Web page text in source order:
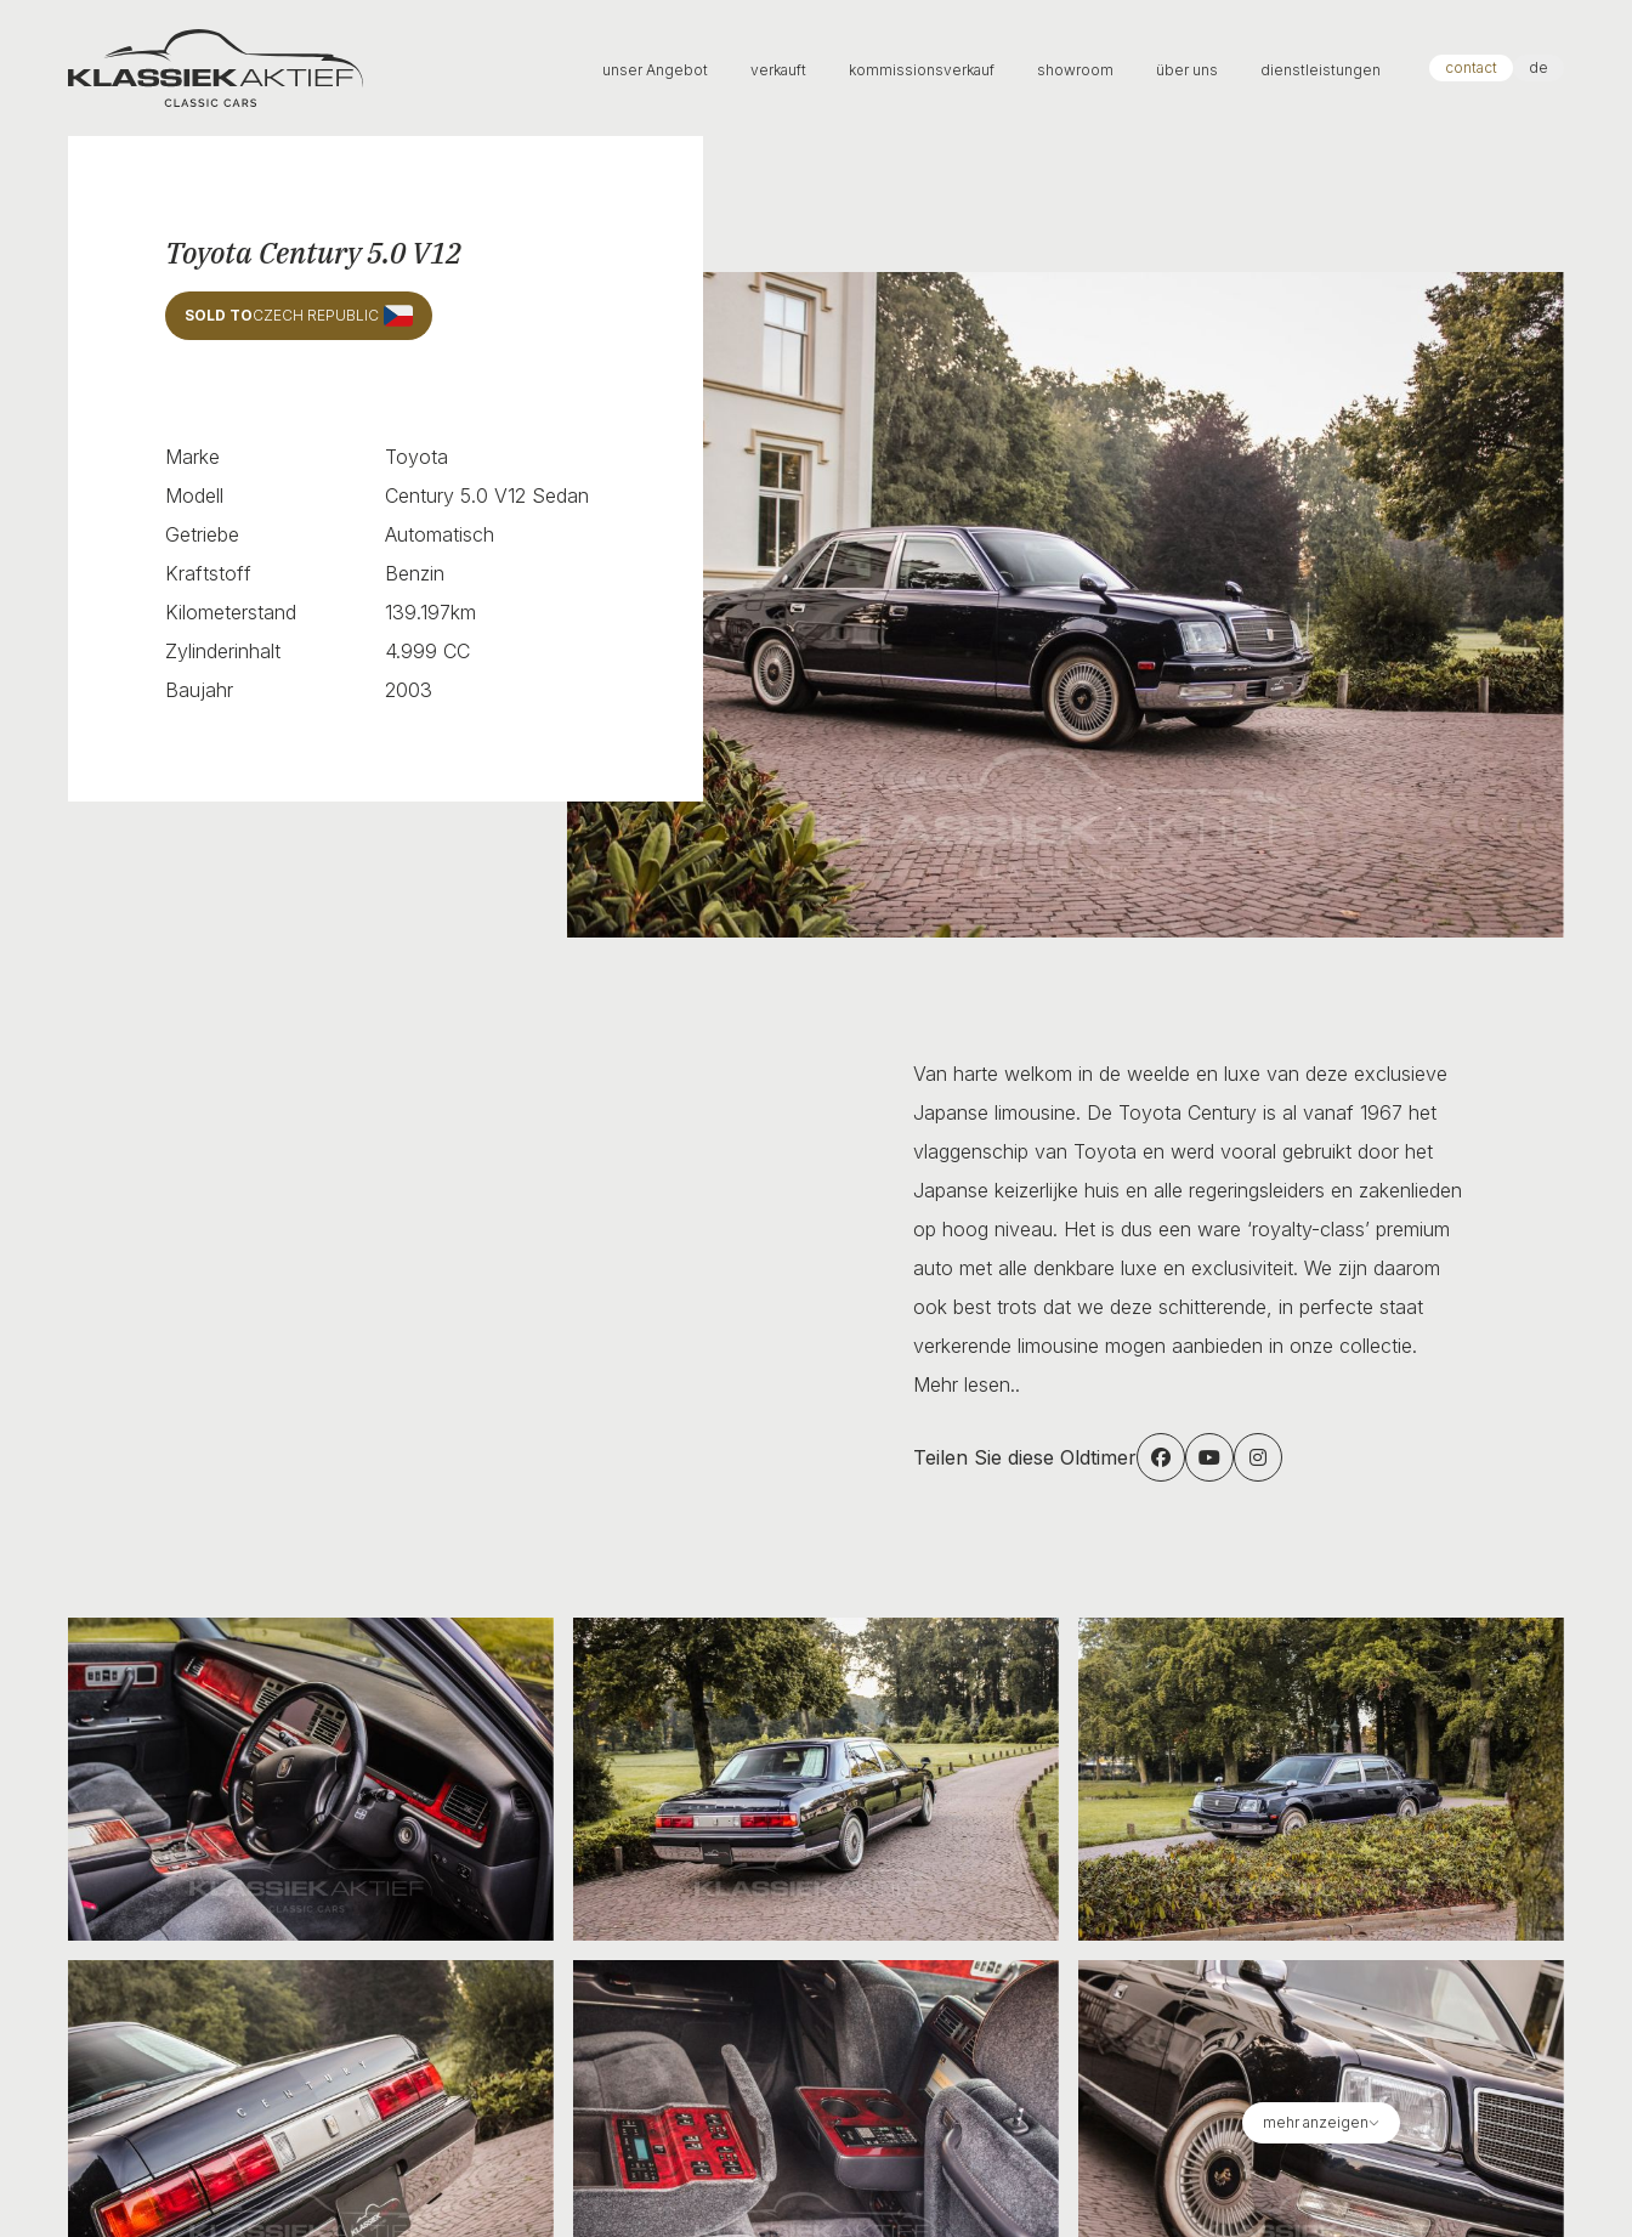
Klassiek Aktief
unser Angebot verkauft kommissionsverkauf showroom über uns dienstleistungen contact de
Toyota Century 5.0 V12
SOLD TOCZECH REPUBLIC
Marke
Toyota
Modell
Century 5.0 V12 Sedan
Getriebe
Automatisch
Kraftstoff
Benzin
Kilometerstand
139.197km
Zylinderinhalt
4.999 CC
Baujahr
2003
Van harte welkom in de weelde en luxe van deze exclusieve
Japanse limousine. De Toyota Century is al vanaf 1967 het
vlaggenschip van Toyota en werd vooral gebruikt door het
Japanse keizerlijke huis en alle regeringsleiders en zakenlieden
op hoog niveau. Het is dus een ware ‘royalty-class’ premium
auto met alle denkbare luxe en exclusiviteit. We zijn daarom
ook best trots dat we deze schitterende, in perfecte staat
verkerende limousine mogen aanbieden in onze collectie.
Mehr lesen..
Teilen Sie diese Oldtimer
mehr anzeigen